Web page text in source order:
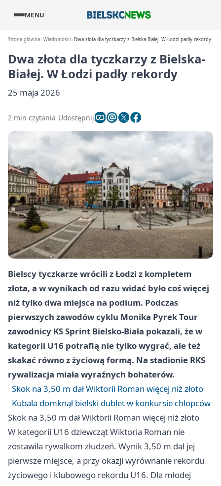
MENU
Strona główna Wiadomości Dwa złota dla tyczkarzy z Bielska-Białej. W Łodzi padły rekordy
Dwa złota dla tyczkarzy z Bielska-
Białej. W Łodzi padły rekordy
25 maja 2026
2 min czytania Udostępnij
Bielscy tyczkarze wrócili z Łodzi z kompletem
złota, a w wynikach od razu widać było coś więcej
niż tylko dwa miejsca na podium. Podczas
pierwszych zawodów cyklu Monika Pyrek Tour
zawodnicy KS Sprint Bielsko-Biała pokazali, że w
kategorii U16 potrafią nie tylko wygrać, ale też
skakać równo z życiową formą. Na stadionie RKS
rywalizacja miała wyraźnych bohaterów.
Skok na 3,50 m dał Wiktorii Roman więcej niż złoto
Kubala domknął bielski dublet w konkursie chłopców
Skok na 3,50 m dał Wiktorii Roman więcej niż złoto
W kategorii U16 dziewcząt Wiktoria Roman nie
zostawiła rywalkom złudzeń. Wynik 3,50 m dał jej
pierwsze miejsce, a przy okazji wyrównanie rekordu
życiowego i klubowego rekordu U16. Dla młodej